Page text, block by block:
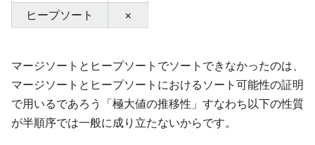
ヒープソート
×
マージソートとヒープソートでソートできなかったのは、
マージソートとヒープソートにおけるソート可能性の証明
で用いるであろう「極大値の推移性」すなわち以下の性質
が半順序では一般に成り立たないからです。